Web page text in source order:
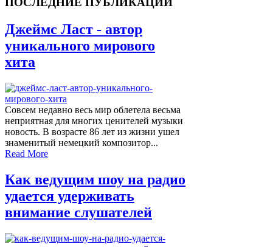
Джеймс Ласт - автор
уникального мирового
хита
Совсем недавно весь мир облетела весьма
неприятная для многих ценителей музыки
новость. В возрасте 86 лет из жизни ушел
знаменитый немецкий композитор...
Read More
Как ведущим шоу на радио
удается удерживать
внимание слушателей